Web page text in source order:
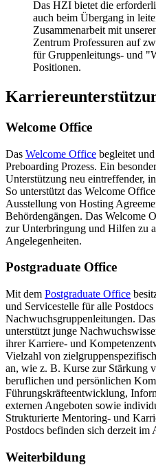
Das HZI bietet die
auch beim Übergang in
Zusammenarbeit mit
Zentrum Professuren auf
für Gruppenleitungs- und
Positionen.
Welcome Office
Das Welcome Office begleitet
Preboarding Prozess. Ein
Unterstützung neu eintreffender,
So unterstützt das Welcome
Ausstellung von Hosting
Behördengängen. Das Welcome
zur Unterbringung und Hilfen zu
Angelegenheiten.
Postgraduate Office
Mit dem Postgraduate Office
und Servicestelle für alle
Nachwuchsgruppenleitungen.
unterstützt junge
ihrer Karriere- und
Vielzahl von
an, wie z. B. Kurse zur Stärkung
beruflichen und persönlichen
Führungskräfteentwicklung,
externen Angeboten sowie
Strukturierte Mentoring- und
Postdocs befinden sich derzeit im
Weiterbildung